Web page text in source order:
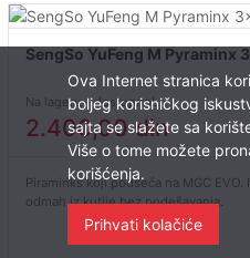
SengSo YuFeng M Pyraminx
Na lageru - dostupno!
2.400,00din
Piraminks koji podseća na MGC
odmah iz kutije bez podešavanja.
Ova Internet stranica
boljeg korisničkog
sajta se slažete sa
Više o tome možete
korišćenja.
Prihvati kolačiće